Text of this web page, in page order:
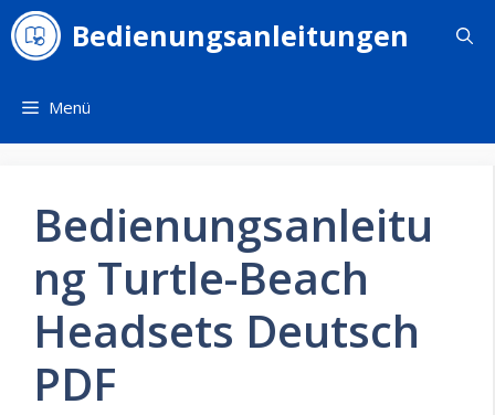
Zum
Inhalt
springen
Bedienungsanleitungen
Menü
Bedienungsanleitu
ng Turtle-Beach
Headsets Deutsch
PDF